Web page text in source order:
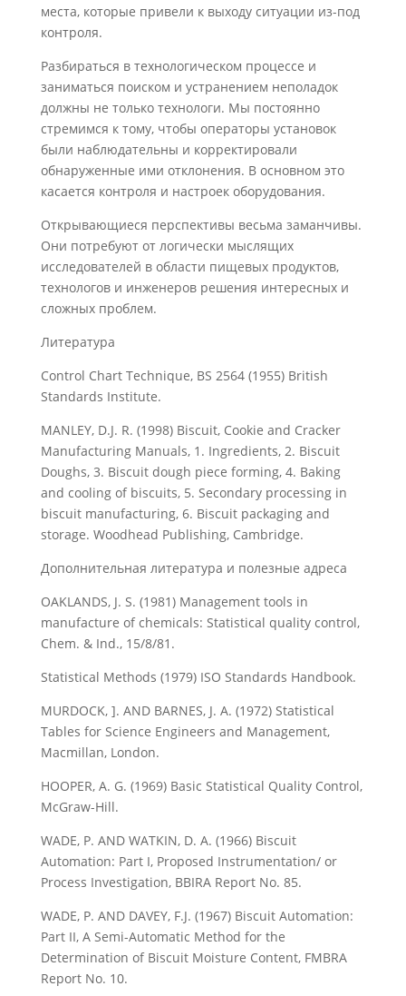
места, которые привели к выходу ситуации из-под
конт­роля.
Разбираться в технологическом процессе и
заниматься поиском и устранением не­поладок
должны не только технологи. Мы постоянно
стремимся к тому, чтобы операто­ры установок
были наблюдательны и корректировали
обнаруженные ими отклонения. В основном это
касается контроля и настроек оборудования.
Открывающиеся перспективы весьма заманчивы.
Они потребуют от логически мыслящих
исследователей в области пищевых продуктов,
технологов и инженеров решения интересных и
сложных проблем.
Литература
Control Chart Technique, BS 2564 (1955) British
Standards Institute.
MANLEY, D.J. R. (1998) Biscuit, Cookie and Cracker
Manufacturing Manuals, 1. Ingredients, 2. Biscuit
Doughs, 3. Biscuit dough piece forming, 4. Baking
and cooling of biscuits, 5. Secondary processing in
biscuit manufacturing, 6. Biscuit packaging and
storage. Woodhead Publishing, Cambridge.
Дополнительная литература и полезные адреса
OAKLANDS, J. S. (1981) Management tools in
manufacture of chemicals: Statistical quality control,
Chem. & Ind., 15/8/81.
Statistical Methods (1979) ISO Standards Handbook.
MURDOCK, ]. AND BARNES, J. A. (1972) Statistical
Tables for Science Engineers and Management,
Macmillan, London.
HOOPER, A. G. (1969) Basic Statistical Quality Control,
McGraw-Hill.
WADE, P. AND WATKIN, D. A. (1966) Biscuit
Automation: Part I, Proposed Instrumentation/ or
Process Investigation, BBIRA Report No. 85.
WADE, P. AND DAVEY, F.J. (1967) Biscuit Automation:
Part II, A Semi-Automatic Method for the
Determination of Biscuit Moisture Content, FMBRA
Report No. 10.